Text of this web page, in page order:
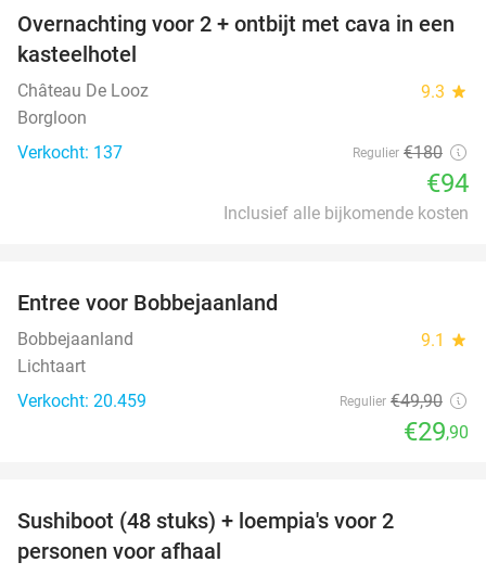
48%
Overnachting voor 2 + ontbijt met cava in een
kasteelhotel
Château De Looz 9.3 star
Borgloon
Verkocht: 137
Regulier €180
€94
Inclusief alle bijkomende kosten
Entree voor Bobbejaanland
Bobbejaanland 9.1 star
Lichtaart
Verkocht: 20.459
Regulier €49,90
€29,90
Sushiboot (48 stuks) + loempia's voor 2
personen voor afhaal